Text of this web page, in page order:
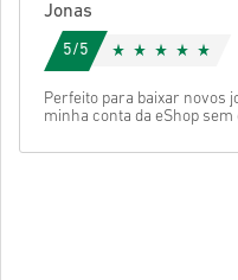
Jonas
5/5
Perfeito para baixar novos
minha conta da eShop